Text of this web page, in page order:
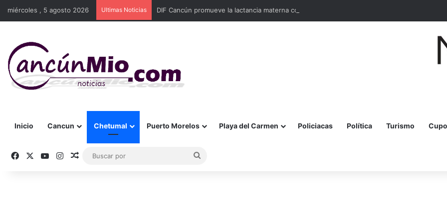
miércoles , 5 agosto 2026 Ultimas Noticias DIF Cancún promueve la lactancia materna con jornada para madres y embarazadas
Inicio Cancun Chetumal Puerto Morelos Playa del Carmen Policiacas Política Turismo
FacebookYouTubeInstagram
Publicación al azar